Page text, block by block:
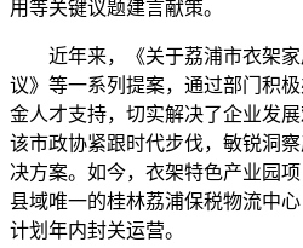
用等关键议题建言献策。
近年来，《关于荔浦市衣架家
议》等一系列提案，通过部门积
金人才支持，切实解决了企业发
该市政协紧跟时代步伐，敏锐洞
决方案。如今，衣架特色产业园
县域唯一的桂林荔浦保税物流中
计划年内封关运营。